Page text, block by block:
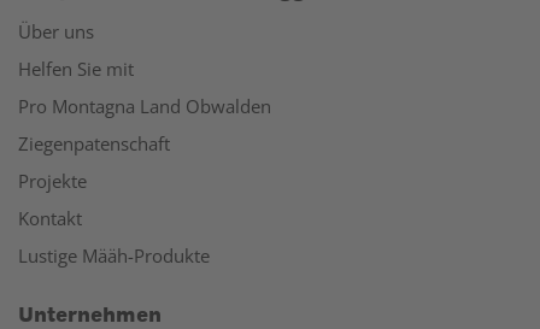
Über uns
Helfen Sie mit
Pro Montagna Land Obwalden
Ziegenpatenschaft
Projekte
Kontakt
Lustige Määh-Produkte
Unternehmen